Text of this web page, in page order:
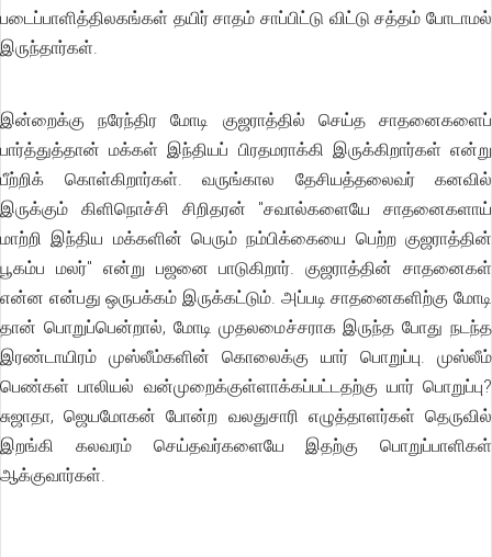
படைப்பாளித்திலகங்கள் தயிர் சாதம் சாப்பிட்டு விட்டு சத்தம் போடாமல்
இருந்தார்கள்.
இன்றைக்கு நரேந்திர மோடி குஜராத்தில் செய்த சாதனைகளைப்
பார்த்துத்தான் மக்கள் இந்தியப் பிரதமராக்கி இருக்கிறார்கள் என்று
பீற்றிக் கொள்கிறார்கள். வருங்கால தேசியத்தலைவர் கனவில்
இருக்கும் கிளிநொச்சி சிறிதரன் "சவால்களையே சாதனைகளாய்
மாற்றி இந்திய மக்களின் பெரும் நம்பிக்கையை பெற்ற குஜராத்தின்
பூகம்ப மலர்" என்று பஜனை பாடுகிறார். குஜராத்தின் சாதனைகள்
என்ன என்பது ஒருபக்கம் இருக்கட்டும். அப்படி சாதனைகளிற்கு மோடி
தான் பொறுப்பென்றால், மோடி முதலமைச்சராக இருந்த போது நடந்த
இரண்டாயிரம் முஸ்லீம்களின் கொலைக்கு யார் பொறுப்பு. முஸ்லீம்
பெண்கள் பாலியல் வன்முறைக்குள்ளாக்கப்பட்டதற்கு யார் பொறுப்பு?
சுஜாதா, ஜெயமோகன் போன்ற வலதுசாரி எழுத்தாளர்கள் தெருவில்
இறங்கி கலவரம் செய்தவர்களையே இதற்கு பொறுப்பாளிகள்
ஆக்குவார்கள்.